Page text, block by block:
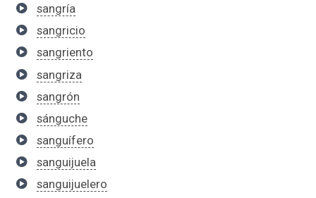
sangría
sangricio
sangriento
sangriza
sangrón
sánguche
sanguífero
sanguijuela
sanguijuelero